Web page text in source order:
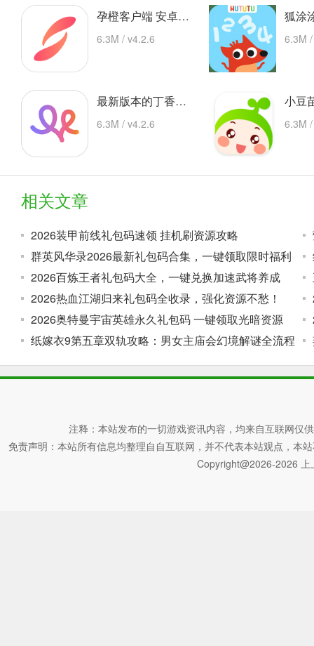
孕橙客户端 安卓下载
6.3M / v4.2.6 6.3M
最新版本的丁香妈妈app 安卓版
6.3M / v4.2.6 6.3M
相关文章
2026装甲前线礼包码速领 挂机刷资源攻略
群英风华录2026最新礼包码合集，一键领取限时福利
2026百炼王者礼包码大全，一键兑换加速武将养成
2026热血江湖归来礼包码全收录，强化资源不愁！
2026奥特曼宇宙英雄永久礼包码 一键领取光暗资源
纸嫁衣9第五章双轨攻略：男女主庙会幻境解谜全流程
注释：本站发布的一切游戏资讯内容，均来自互联网仅
免责声明：本站所有信息均整理自自互联网，并不代表本站观点，本
Copyright@2026-2026